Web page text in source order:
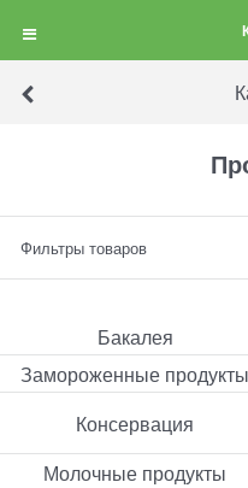
Фильтры товаров
Бакалея
Замороженные продукты
Консервация
Молочные продукты